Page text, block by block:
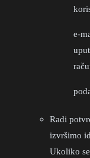
e-
Radi
izvršimo
Ukoliko